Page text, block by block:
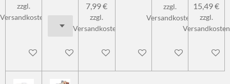
zzgl.
Versandkosten
In den WarenkorbIn den Warenkorb
7,99 €
zzgl.
Versandkosten
In den WarenkorbIn den Warenkorb
zzgl.
Versandkosten
In den Warenkorb
15,49 €
zzgl.
Versandkosten
Bei